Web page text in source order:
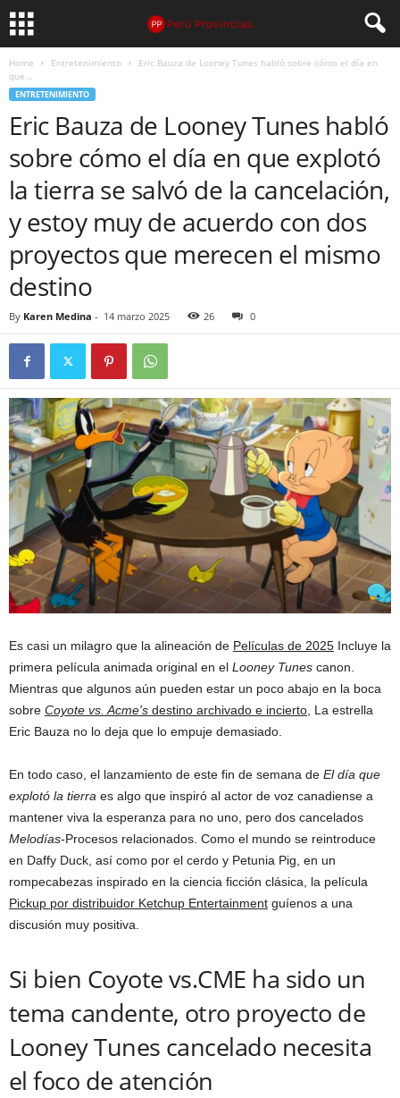
Home Entretenimiento
Eric Bauza de Looney Tunes habló sobre cómo el día en
que...
ENTRETENIMIENTO
Eric Bauza de Looney Tunes habló
sobre cómo el día en que explotó
la tierra se salvó de la cancelación,
y estoy muy de acuerdo con dos
proyectos que merecen el mismo
destino
By Karen Medina - 14 marzo 2025 26 0
Es casi un milagro que la alineación de Películas de 2025 Incluye la
primera película animada original en el Looney Tunes canon.
Mientras que algunos aún pueden estar un poco abajo en la boca
sobre Coyote vs. Acme's destino archivado e incierto, La estrella
Eric Bauza no lo deja que lo empuje demasiado.
En todo caso, el lanzamiento de este fin de semana de El día que
explotó la tierra es algo que inspiró al actor de voz canadiense a
mantener viva la esperanza para no uno, pero dos cancelados
Melodías-Procesos relacionados. Como el mundo se reintroduce
en Daffy Duck, así como por el cerdo y Petunia Pig, en un
rompecabezas inspirado en la ciencia ficción clásica, la película
Pickup por distribuidor Ketchup Entertainment guíenos a una
discusión muy positiva.
Si bien Coyote vs.CME ha sido un
tema candente, otro proyecto de
Looney Tunes cancelado necesita
el foco de atención